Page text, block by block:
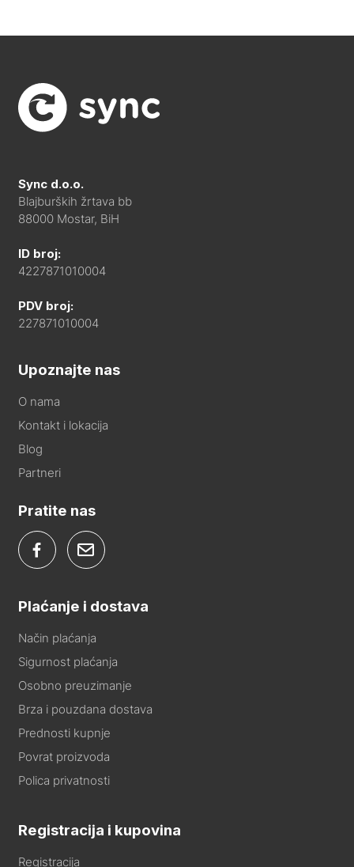
Sync d.o.o.
Blajburških žrtava bb
88000 Mostar, BiH
ID broj:
4227871010004
PDV broj:
227871010004
Upoznajte nas
O nama
Kontakt i lokacija
Blog
Partneri
Pratite nas
Plaćanje i dostava
Način plaćanja
Sigurnost plaćanja
Osobno preuzimanje
Brza i pouzdana dostava
Prednosti kupnje
Povrat proizvoda
Polica privatnosti
Registracija i kupovina
Registracija